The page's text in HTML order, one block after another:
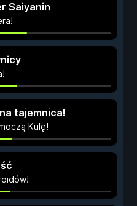
Saiyanin
tajemnica!
Kulę!